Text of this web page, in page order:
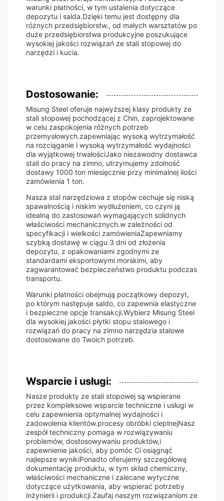
warunki płatności, w tym ustalenia dotyczące
depozytu i salda.Dzięki temu jest dostępny dla
różnych przedsiębiorstw., od małych warsztatów po
duże przedsiębiorstwa produkcyjne poszukujące
wysokiej jakości rozwiązań ze stali stopowej do
narzędzi i kucia.
Dostosowanie:
Misung Steel oferuje najwyższej klasy produkty ze
stali stopowej pochodzącej z Chin, zaprojektowane
w celu zaspokojenia różnych potrzeb
przemysłowych.zapewniając wysoką wytrzymałość
na rozciąganie i wysoką wytrzymałość wydajności
dla wyjątkowej trwałościJako niezawodny dostawca
stali do pracy na zimno, utrzymujemy zdolność
dostawy 1000 ton miesięcznie przy minimalnej ilości
zamówienia 1 ton.
Nasza stal narzędziowa z stopów cechuje się niską
spawalnością i niskim wydłużeniem, co czyni ją
idealną do zastosowań wymagających solidnych
właściwości mechanicznych.w zależności od
specyfikacji i wielkości zamówieniaZapewniamy
szybką dostawę w ciągu 3 dni od złożenia
depozytu, z opakowaniami zgodnymi ze
standardami eksportowymi morskimi, aby
zagwarantować bezpieczeństwo produktu podczas
transportu.
Warunki płatności obejmują początkowy depozyt,
po którym następuje saldo, co zapewnia elastyczne
i bezpieczne opcje transakcji.Wybierz Misung Steel
dla wysokiej jakości płytki stopu stalowego i
rozwiązań do pracy na zimno narzędzia stalowe
dostosowane do Twoich potrzeb.
Wsparcie i usługi:
Nasze produkty ze stali stopowej są wspierane
przez kompleksowe wsparcie techniczne i usługi w
celu zapewnienia optymalnej wydajności i
zadowolenia klientów.procesy obróbki cieplnejNasz
zespół techniczny pomaga w rozwiązywaniu
problemów, dostosowywaniu produktów,i
zapewnienie jakości, aby pomóc Ci osiągnąć
najlepsze wynikiPonadto oferujemy szczegółową
dokumentację produktu, w tym skład chemiczny,
właściwości mechaniczne i zalecane wytyczne
dotyczące użytkowania, aby wspierać potrzeby
inżynierii i produkcji.Zaufaj naszym rozwiązaniom ze